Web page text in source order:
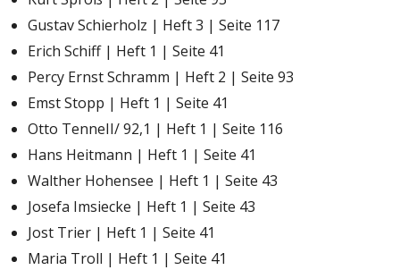
Gustav Schierholz | Heft 3 | Seite 117
Erich Schiff | Heft 1 | Seite 41
Percy Ernst Schramm | Heft 2 | Seite 93
Emst Stopp | Heft 1 | Seite 41
Otto TenneII/ 92,1 | Heft 1 | Seite 116
Hans Heitmann | Heft 1 | Seite 41
Walther Hohensee | Heft 1 | Seite 43
Josefa Imsiecke | Heft 1 | Seite 43
Jost Trier | Heft 1 | Seite 41
Maria Troll | Heft 1 | Seite 41